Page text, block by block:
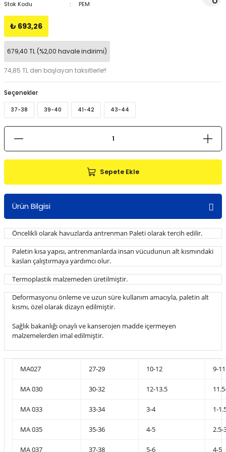
Stok Kodu PEM
₺ 693,26
679,40 TL (%2,00 havale indirimi)
74,85 TL den başlayan taksitlerle!!
Seçenekler
37-38 39-40 41-42 43-44
Sepete Ekle
Ürün Bilgisi
Öncelikli olarak havuzlarda antrenman Paleti olarak tercih edilir.
Paletin kısa yapısı, antrenmanlarda insan vücudunun alt kısmındaki
kasları çalıştırmaya yardımcı olur.
Termoplastik malzemeden üretilmiştir.
Deformasyonu önleme ve uzun süre kullanım amacıyla, paletin alt
kısmı, özel olarak dizayn edilmiştir.
Sağlık bakanlığı onaylı ve kanserojen madde içermeyen
malzemelerden imal edilmiştir.
MA027 27-29 10-12 9-11
MA 030 30-32 12-13.5
MA 033 33-34 3-4 1-
MA 035 35-36 4-5 2.5-
MA 037 37-38 5-6 4-5